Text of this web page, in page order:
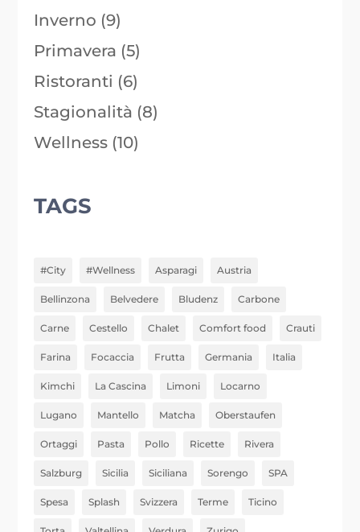
Inverno (9)
Primavera (5)
Ristoranti (6)
Stagionalità (8)
Wellness (10)
TAGS
#City #Wellness Asparagi Austria
Bellinzona Belvedere Bludenz Carbone
Carne Cestello Chalet Comfort food Crauti
Farina Focaccia Frutta Germania Italia
Kimchi La Cascina Limoni Locarno
Lugano Mantello Matcha Oberstaufen
Ortaggi Pasta Pollo Ricette Rivera
Salzburg Sicilia Siciliana Sorengo SPA
Spesa Splash Svizzera Terme Ticino